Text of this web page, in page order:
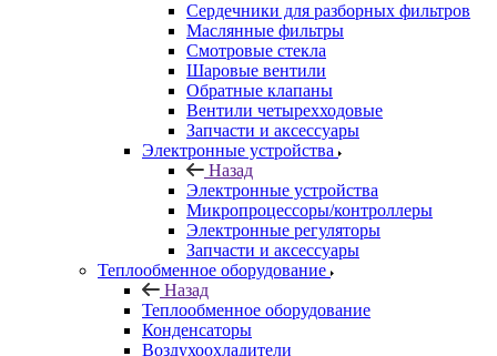
Сердечники для разборных фильтров
Маслянные фильтры
Смотровые стекла
Шаровые вентили
Обратные клапаны
Вентили четырехходовые
Запчасти и аксессуары
Электронные устройства
Назад
Электронные устройства
Микропроцессоры/контроллеры
Электронные регуляторы
Запчасти и аксессуары
Теплообменное оборудование
Назад
Теплообменное оборудование
Конденсаторы
Воздухоохладители